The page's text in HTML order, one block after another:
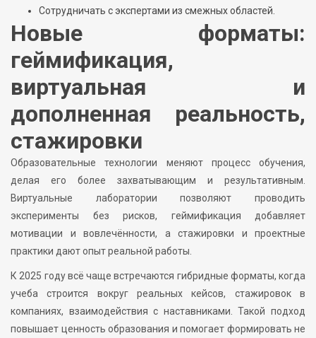
Сотрудничать с экспертами из смежных областей.
Новые форматы:
геймификация,
виртуальная и
дополненная реальность,
стажировки
Образовательные технологии меняют процесс обучения,
делая его более захватывающим и результативным.
Виртуальные лаборатории позволяют проводить
эксперименты без рисков, геймификация добавляет
мотивации и вовлечённости, а стажировки и проектные
практики дают опыт реальной работы.
К 2025 году всё чаще встречаются гибридные форматы, когда
учеба строится вокруг реальных кейсов, стажировок в
компаниях, взаимодействия с наставниками. Такой подход
повышает ценность образования и помогает формировать не